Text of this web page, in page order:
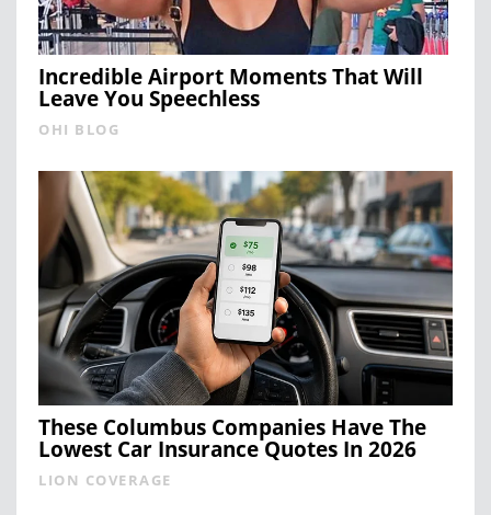
Incredible Airport Moments That Will
Leave You Speechless
OHI BLOG
These Columbus Companies Have The
Lowest Car Insurance Quotes In 2026
LION COVERAGE